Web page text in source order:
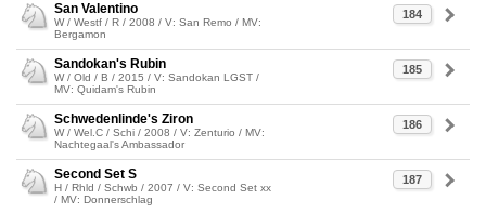
184
San Valentino
W / Westf / R / 2008 / V: San Remo / MV:
Bergamon
185
Sandokan's Rubin
W / Old / B / 2015 / V: Sandokan LGST /
MV: Quidam's Rubin
186
Schwedenlinde's Ziron
W / Wel.C / Schi / 2008 / V: Zenturio / MV:
Nachtegaal's Ambassador
187
Second Set S
H / Rhld / Schwb / 2007 / V: Second Set xx
/ MV: Donnerschlag